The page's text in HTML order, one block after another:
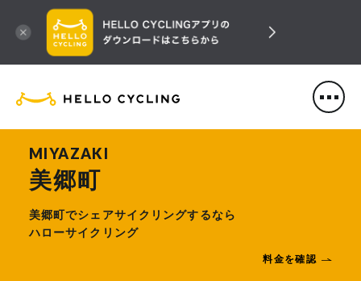
HELLO CYCLING（ハローサ
MIYAZAKI
美郷町
美郷町でシェアサイクリングするなら
ハローサイクリング
料金を確認